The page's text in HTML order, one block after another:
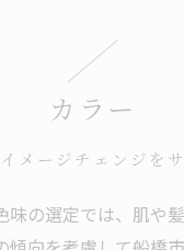
カラー
メージチェンジを
味の選定では、肌や